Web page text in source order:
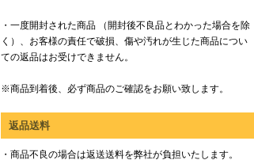
・一度開封された商品 （開封後不良品とわかった場合を除
く）、お客様の責任で破損、傷や汚れが生じた商品につい
ての返品はお受けできません。
※商品到着後、必ず商品のご確認をお願い致します。
返品送料
・商品不良の場合は返送送料を弊社が負担いたします。